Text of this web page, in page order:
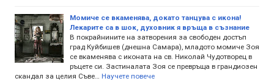
Момиче се вкаменява, докато танцува с икона!
Лекарите са в шок, духовник я връща в съзнание
В покрайнините на затворения за свободен достъп
град Куйбишев (днешна Самара), младото момиче Зоя
се вкаменява с иконата на св. Николай Чудотворец в
ръцете си. Застиналата Зоя се превръща в грандиозен
скандал за целия Съве…
Научете повече